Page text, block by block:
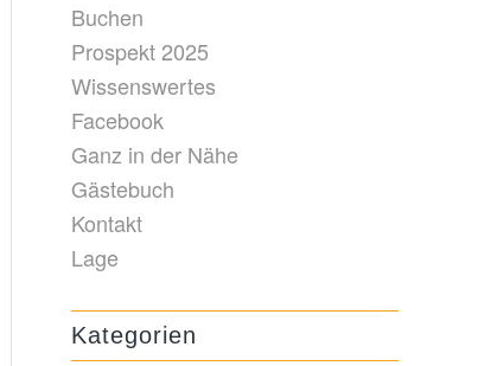
Buchen
Prospekt 2025
Wissenswertes
Facebook
Ganz in der Nähe
Gästebuch
Kontakt
Lage
Kategorien